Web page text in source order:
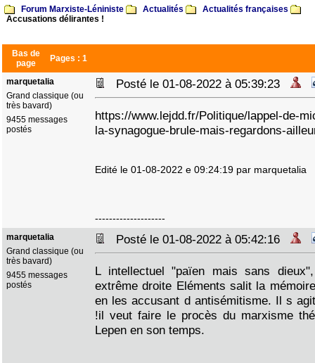
Forum Marxiste-Léniniste Actualités
Actualités françaises
Accusations délirantes !
Bas de
page
Pages : 1
marquetalia
Grand classique (ou
très bavard)
9455 messages
postés
Posté le 01-08-2022 à 05:39:23
https://www.lejdd.fr/Politique/lappel-de-
la-synagogue-brule-mais-regardons-
Edité le 01-08-2022 e 09:24:19 par marquetalia
--------------------
marquetalia
Grand classique (ou
très bavard)
9455 messages
postés
Posté le 01-08-2022 à 05:42:16
L intellectuel "païen mais sans
extrême droite Eléments salit la
en les accusant d antisémitisme. Il s
!il veut faire le procès du marxisme
Lepen en son temps.